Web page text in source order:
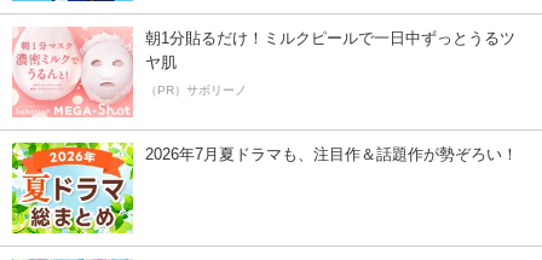
朝1分貼るだけ！ミルクピールで一日中ずっとうるツ
ヤ肌
（PR）サボリーノ
2026年7月夏ドラマも、注目作＆話題作が勢ぞろい！